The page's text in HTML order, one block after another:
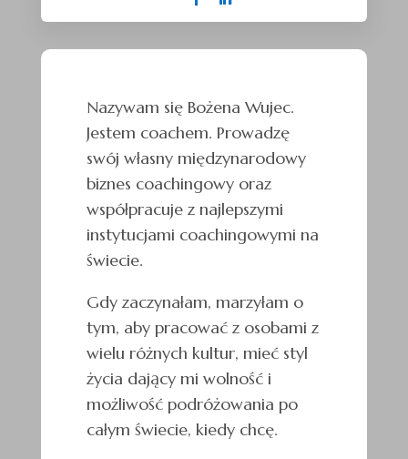
Nazywam się Bożena Wujec.
Jestem coachem. Prowadzę
swój własny międzynarodowy
biznes coachingowy oraz
współpracuje z najlepszymi
instytucjami coachingowymi na
świecie.
Gdy zaczynałam, marzyłam o
tym, aby pracować z osobami z
wielu różnych kultur, mieć styl
życia dający mi wolność i
możliwość podróżowania po
całym świecie, kiedy chcę.